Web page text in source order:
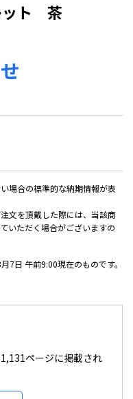
ット 茶
場合の標準的な納期情報が表
文を頂戴した際には、当該商
いただく場合がございますの
7日 午前9:00現在のものです。
ページに掲載され